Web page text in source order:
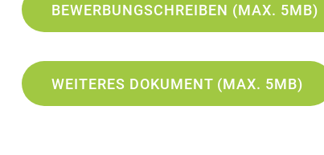
BEWERBUNGSCHREIBEN (MAX. 5MB)
WEITERES DOKUMENT (MAX. 5MB)